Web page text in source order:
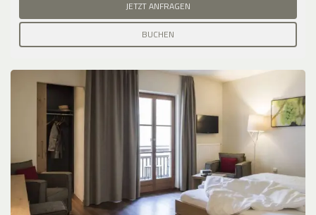
JETZT ANFRAGEN
BUCHEN